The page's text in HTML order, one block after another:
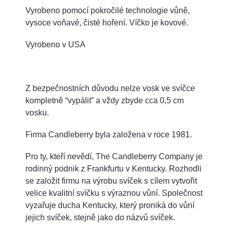
Vyrobeno pomocí pokročilé technologie vůně,
vysoce voňavé, čisté hoření. Víčko je kovové.
Vyrobeno v USA
Z bezpečnostních důvodu nelze vosk ve svíčce
kompletně “vypálit” a vždy zbyde cca 0,5 cm
vosku.
Firma Candleberry byla založena v roce 1981.
Pro ty, kteří nevědí, The Candleberry Company je
rodinný podnik z Frankfurtu v Kentucky. Rozhodli
se založit firmu na výrobu svíček s cílem vytvořit
velice kvalitní svíčku s výraznou vůní. Společnost
vyzařuje ducha Kentucky, který proniká do vůní
jejich svíček, stejně jako do názvů svíček.